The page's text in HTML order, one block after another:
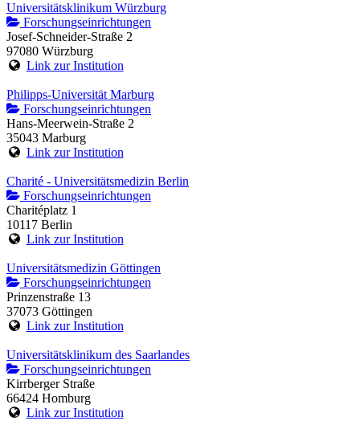
Universitätsklinikum Würzburg
Forschungseinrichtungen
Josef-Schneider-Straße 2
97080 Würzburg
Link zur Institution
Philipps-Universität Marburg
Forschungseinrichtungen
Hans-Meerwein-Straße 2
35043 Marburg
Link zur Institution
Charité - Universitätsmedizin Berlin
Forschungseinrichtungen
Charitéplatz 1
10117 Berlin
Link zur Institution
Universitätsmedizin Göttingen
Forschungseinrichtungen
Prinzenstraße 13
37073 Göttingen
Link zur Institution
Universitätsklinikum des Saarlandes
Forschungseinrichtungen
Kirrberger Straße
66424 Homburg
Link zur Institution